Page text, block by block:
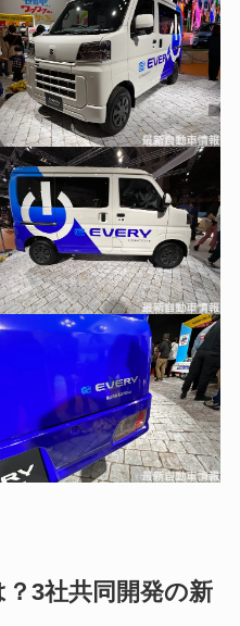
3社共同開発の新